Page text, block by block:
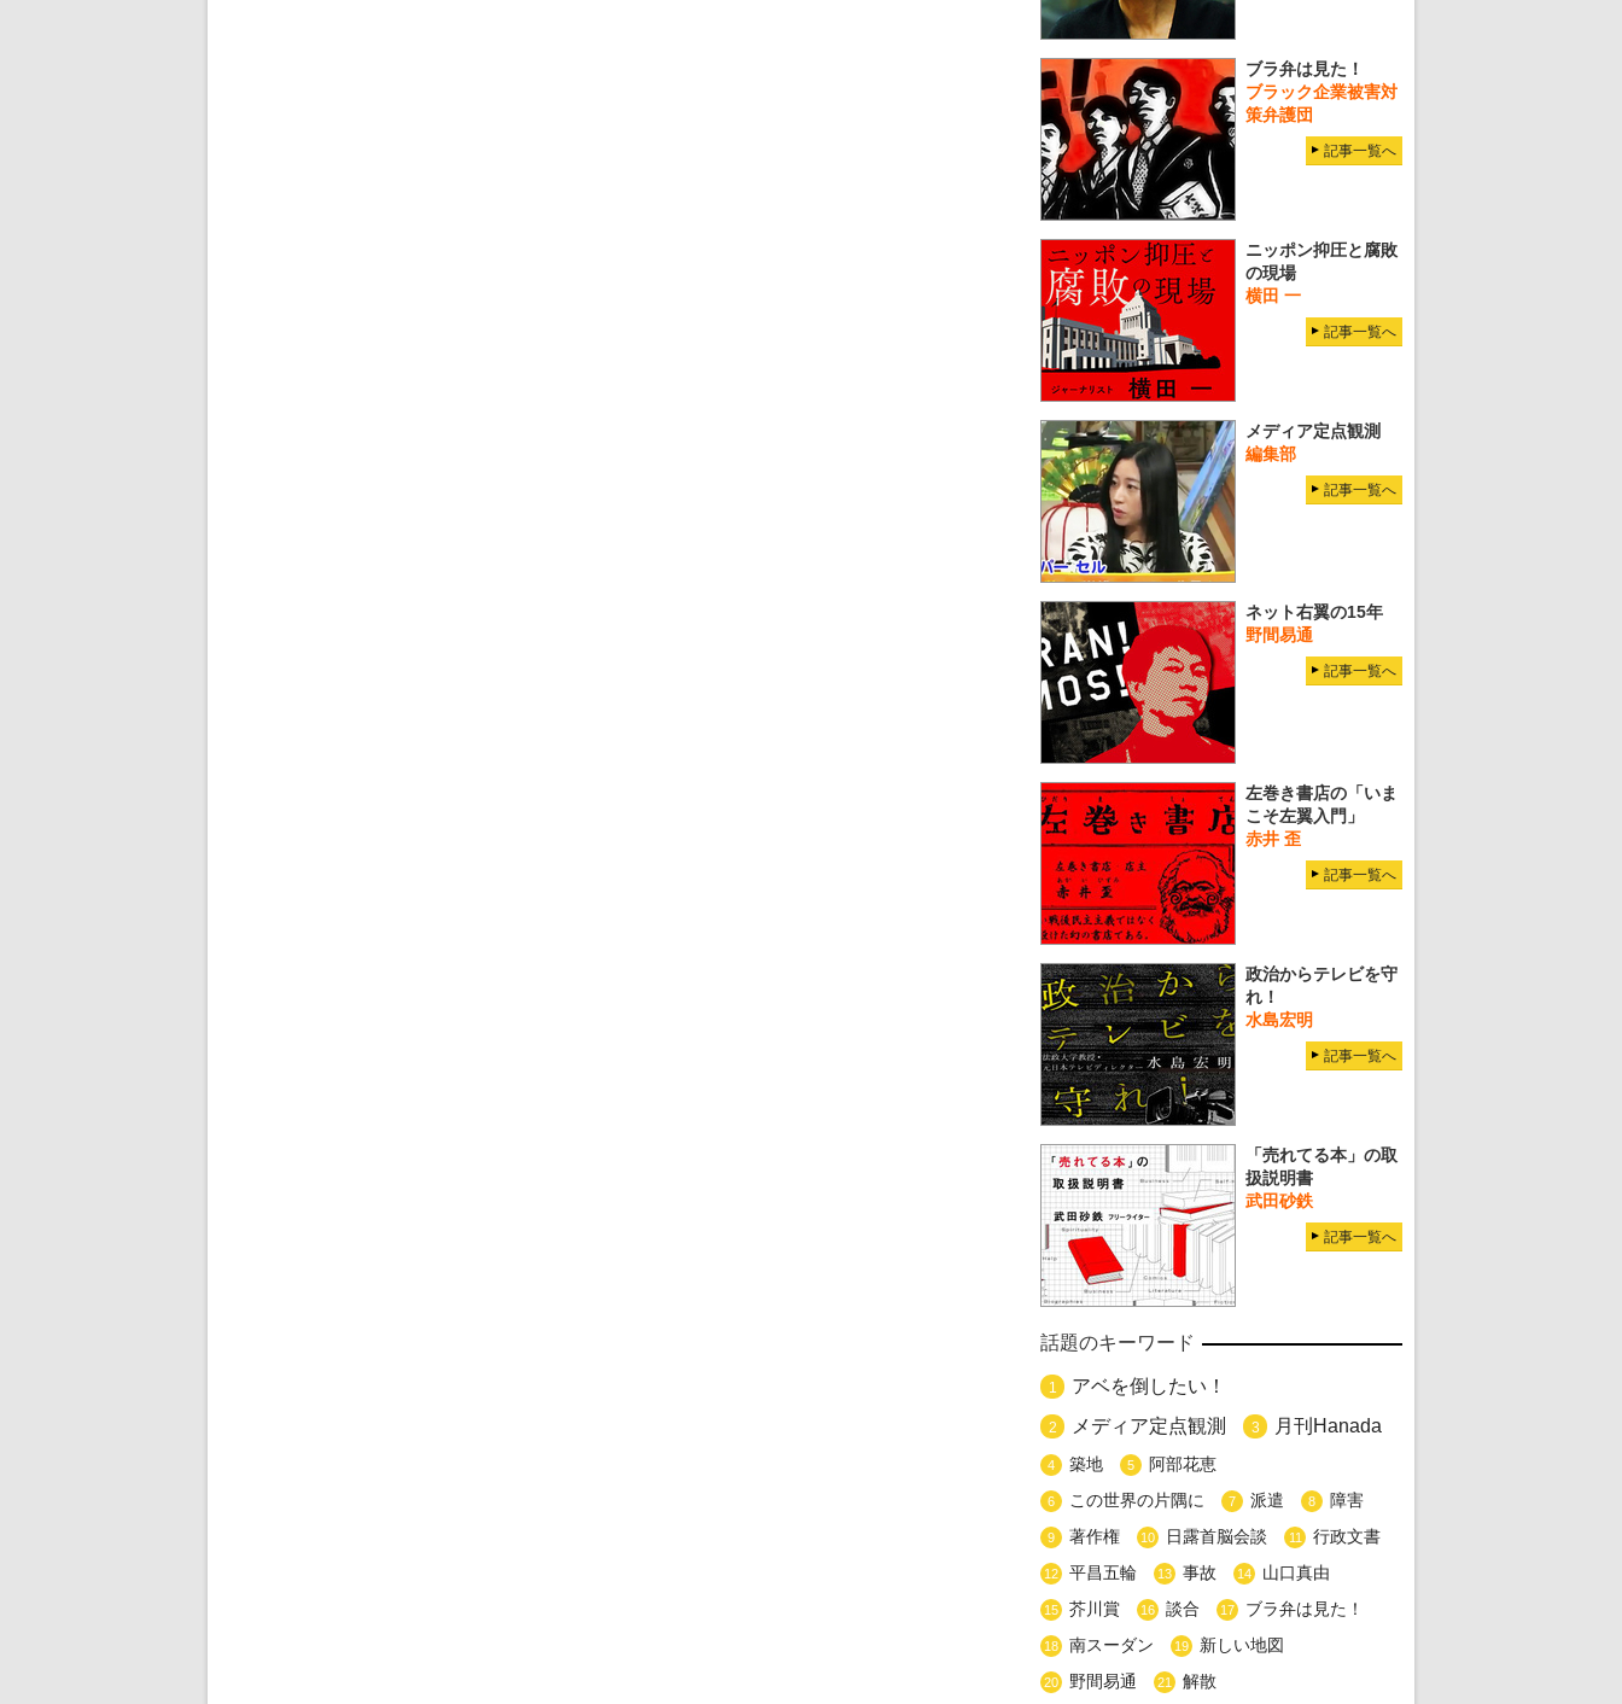
ブラ弁は見た！
ブラック企業被害対
策弁護団
記事一覧へ
ニッポン抑圧と腐敗
の現場
横田 一
記事一覧へ
メディア定点観測
編集部
記事一覧へ
ネット右翼の15年
野間易通
記事一覧へ
左巻き書店の「いま
こそ左翼入門」
赤井 歪
記事一覧へ
政治からテレビを守
れ！
水島宏明
記事一覧へ
「売れてる本」の取
扱説明書
武田砂鉄
記事一覧へ
話題のキーワード
1 アベを倒したい！
2 メディア定点観測 3 月刊Hanada
4 築地 5 阿部花恵
6 この世界の片隅に 7 派遣 8 障害
9 著作権 10 日露首脳会談 11 行政文書
12 平昌五輪 13 事故 14 山口真由
15 芥川賞 16 談合 17 ブラ弁は見た！
18 南スーダン 19 新しい地図
20 野間易通 21 解散